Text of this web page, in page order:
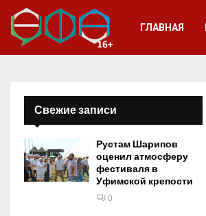
ГЛАВНАЯ
Свежие записи
Рустам Шарипов
оценил атмосферу
фестиваля в
Уфимской крепости
0